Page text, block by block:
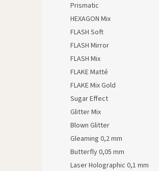
Prismatic
HEXAGON Mix
FLASH Soft
FLASH Mirror
FLASH Mix
FLAKE Matté
FLAKE Mix Gold
Sugar Effect
Glitter Mix
Blown Glitter
Gleaming 0,2 mm
Butterfly 0,05 mm
Laser Holographic 0,1 mm